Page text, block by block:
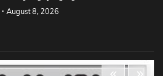
August 8, 2026